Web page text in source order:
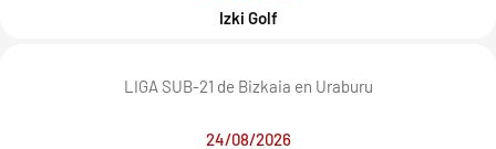
Izki Golf
LIGA SUB-21 de Bizkaia en Uraburu
24/08/2026